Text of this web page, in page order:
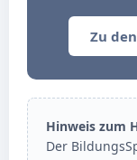
Zu
Hinweis zum
Der